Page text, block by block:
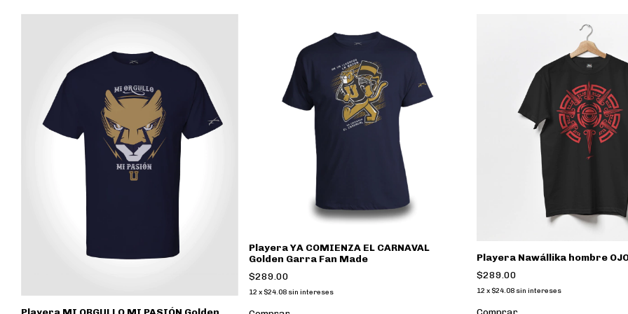
Playera YA COMIENZA EL CARNAVAL
Golden Garra Fan Made
$289.00
12 x $24.08 sin intereses
Playera Nawállika hombre
$289.00
12 x $24.08 sin intereses